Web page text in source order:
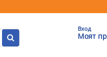
Вход
Моят